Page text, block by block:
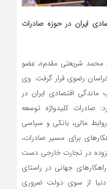
ایران در حوزه صادرات
محمد شریعتی مقدم»، عضو
خراسان رضوی قرار گرفت. وی
اقتصادی ایران در
صادرات کلیدواژه توسعه
مالی، بانکی و سیاسی
برای مسیر صادرات،
در تجارت خارجی دست
جهانی در راستای
دنیا از سوی دولت ضروری